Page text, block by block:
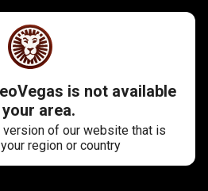
is not available
area.
version of our website that is
region or country